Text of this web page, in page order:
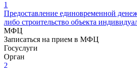
1
Предоставление единовременной
либо строительство объекта
МФЦ
Записаться на прием в МФЦ
Госуслуги
Орган
2